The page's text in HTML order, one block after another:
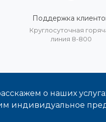
Поддержка
Круглосуточная
линия 8-800
о наших
индивидуальное